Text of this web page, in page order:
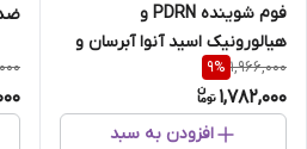
فوم شوینده PDRN و
هیالورونیک اسید آنوا آبرسان و
تقویت سد دفاعی پوست
1,966,000
9%
1,782,000
افزودن به سبد